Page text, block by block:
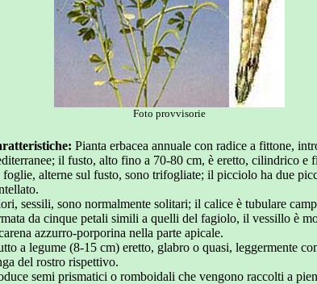
Foto provvisorie
Pianta erbacea annuale con radice a fittone,
il fusto, alto fino a 70-80 cm, è eretto, cilindrico e
foglie, alterne sul fusto, sono trifogliate; il picciolo ha due
sessili, sono normalmente solitari; il calice è tubulare
da cinque petali simili a quelli del fagiolo, il vessillo è
azzurro-porporina nella parte apicale.
a legume (8-15 cm) eretto, glabro o quasi, leggermente
del rostro rispettivo.
semi prismatici o romboidali che vengono raccolti a